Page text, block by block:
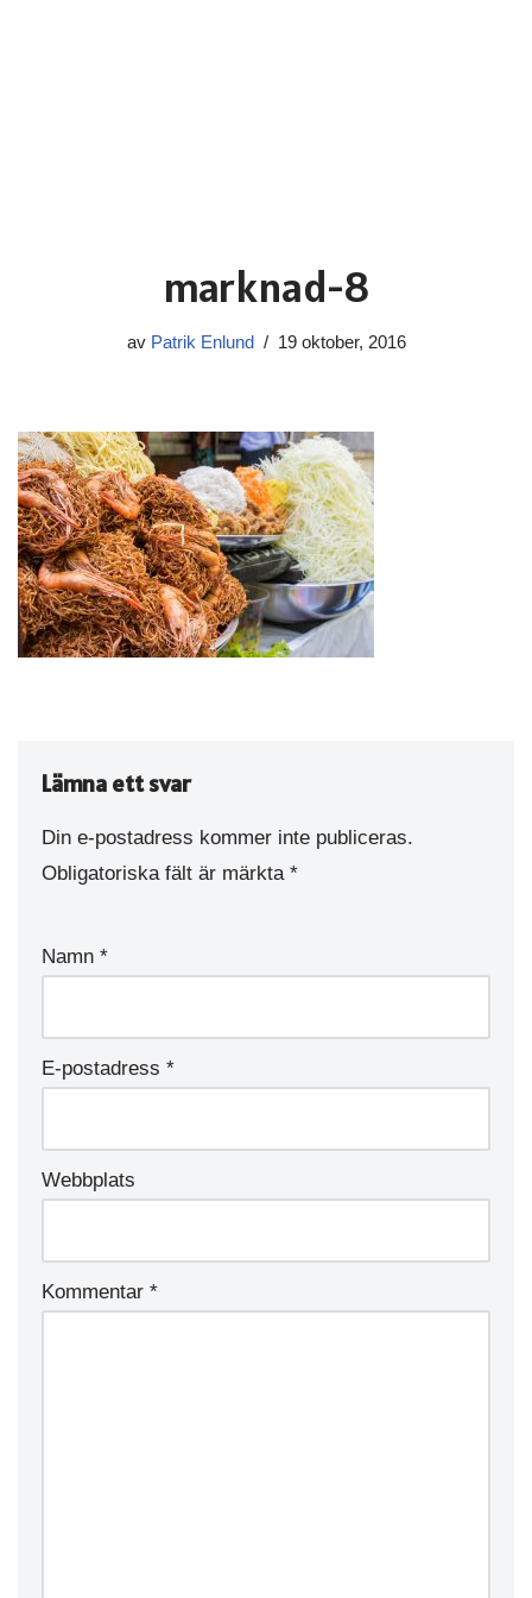
marknad-8
av Patrik Enlund 19 oktober, 2016
Lämna ett svar
Din e-postadress kommer inte publiceras.
Obligatoriska fält är märkta *
Namn *
E-postadress *
Webbplats
Kommentar *